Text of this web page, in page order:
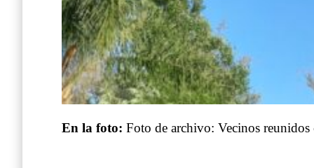
En la foto: Foto de archivo: Vecinos